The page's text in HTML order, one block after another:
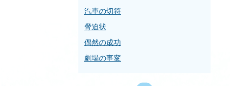
汽車の切符
脅迫状
偶然の成功
劇場の事変